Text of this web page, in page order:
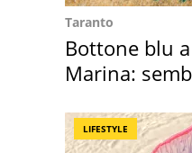
Taranto
Bottone blu
Marina:
LIFESTYLE